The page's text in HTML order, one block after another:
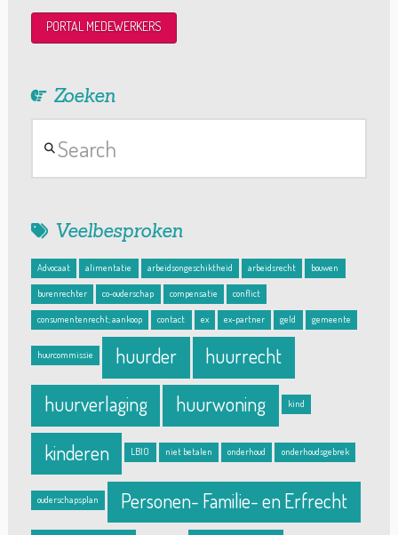
PORTAL MEDEWERKERS
Zoeken
Veelbesproken
Advocaat alimentatie arbeidsongeschiktheid arbeidsrecht bouwen
burenrechter co-ouderschap compensatie conflict
consumentenrecht; aankoop contact ex ex-partner geld gemeente
huurcommissie huurder huurrecht
huurverlaging huurwoning kind
kinderen LBIO niet betalen onderhoud onderhoudsgebrek
ouderschapsplan Personen- Familie- en Erfrecht